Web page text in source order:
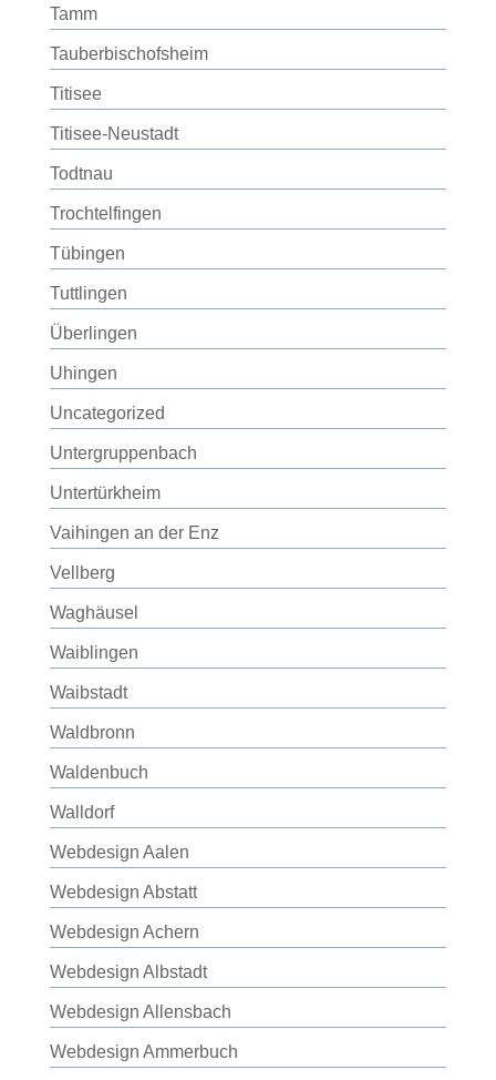
Tamm
Tauberbischofsheim
Titisee
Titisee-Neustadt
Todtnau
Trochtelfingen
Tübingen
Tuttlingen
Überlingen
Uhingen
Uncategorized
Untergruppenbach
Untertürkheim
Vaihingen an der Enz
Vellberg
Waghäusel
Waiblingen
Waibstadt
Waldbronn
Waldenbuch
Walldorf
Webdesign Aalen
Webdesign Abstatt
Webdesign Achern
Webdesign Albstadt
Webdesign Allensbach
Webdesign Ammerbuch